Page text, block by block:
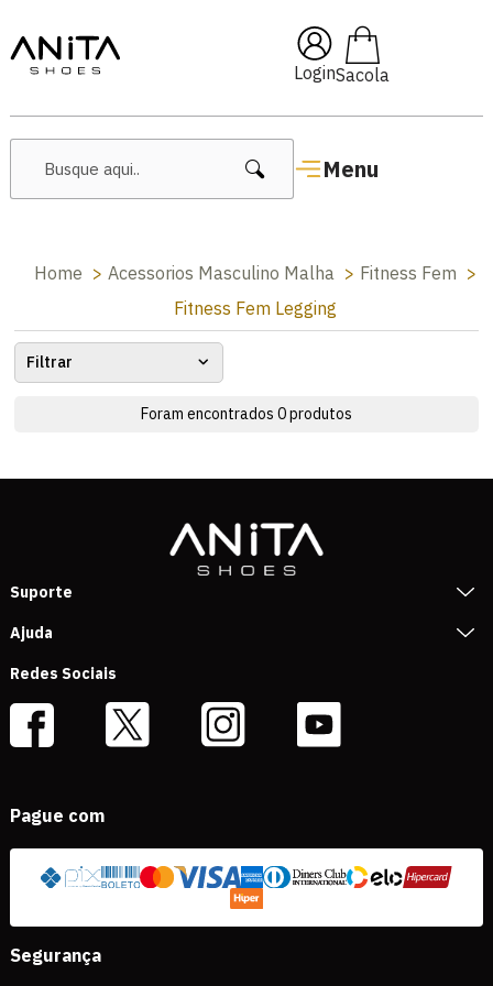
Login
Menu
🔥 Lançamentos Femininos
Home Acessorios Masculino Malha
Fitness Fem
Fitness Fem Legging
Filtrar
Foram encontrados 0produtos
Suporte
Ajuda
Redes Sociais
Pague com
Segurança